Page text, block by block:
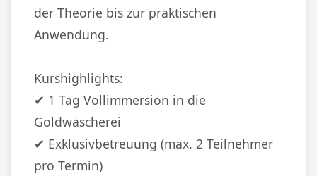
der Theorie bis zur praktischen
Anwendung.
Kurshighlights:
✔ 1 Tag Vollimmersion in die
Goldwäscherei
✔ Exklusivbetreuung (max. 2 Teilnehmer
pro Termin)